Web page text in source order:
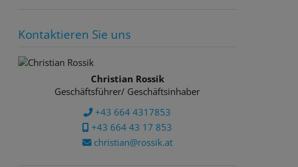
Kontaktieren Sie uns
Christian Rossik
Geschäftsführer/ Geschäftsinhaber
+43 664 4317853
+43 664 43 17 853
christian@rossik.at